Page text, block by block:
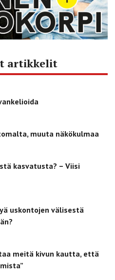
artikkelit
muuta näkökulmaa
kasvatusta? – Viisi
uskontojen välisestä
meitä kivun kautta, että